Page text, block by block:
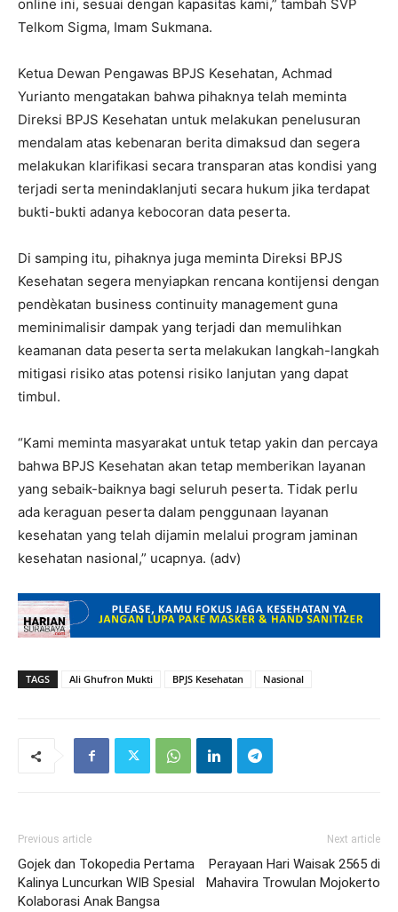
online ini, sesuai dengan kapasitas kami,” tambah SVP
Telkom Sigma, Imam Sukmana.
Ketua Dewan Pengawas BPJS Kesehatan, Achmad
Yurianto mengatakan bahwa pihaknya telah meminta
Direksi BPJS Kesehatan untuk melakukan penelusuran
mendalam atas kebenaran berita dimaksud dan segera
melakukan klarifikasi secara transparan atas kondisi yang
terjadi serta menindaklanjuti secara hukum jika terdapat
bukti-bukti adanya kebocoran data peserta.
Di samping itu, pihaknya juga meminta Direksi BPJS
Kesehatan segera menyiapkan rencana kontijensi dengan
pendèkatan business continuity management guna
meminimalisir dampak yang terjadi dan memulihkan
keamanan data peserta serta melakukan langkah-langkah
mitigasi risiko atas potensi risiko lanjutan yang dapat
timbul.
“Kami meminta masyarakat untuk tetap yakin dan percaya
bahwa BPJS Kesehatan akan tetap memberikan layanan
yang sebaik-baiknya bagi seluruh peserta. Tidak perlu
ada keraguan peserta dalam penggunaan layanan
kesehatan yang telah dijamin melalui program jaminan
kesehatan nasional,” ucapnya. (adv)
TAGS Ali Ghufron Mukti BPJS Kesehatan Nasional
Previous article
Gojek dan Tokopedia Pertama
Kalinya Luncurkan WIB Spesial
Kolaborasi Anak Bangsa
Next article
Perayaan Hari Waisak 2565 di
Mahavira Trowulan Mojokerto